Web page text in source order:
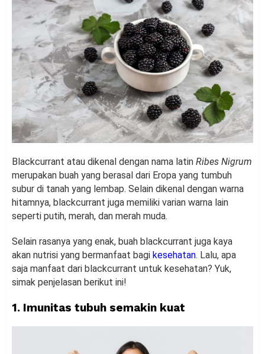
Blackcurrant atau dikenal dengan nama latin Ribes Nigrum
merupakan buah yang berasal dari Eropa yang tumbuh
subur di tanah yang lembap. Selain dikenal dengan warna
hitamnya, blackcurrant juga memiliki varian warna lain
seperti putih, merah, dan merah muda.
Selain rasanya yang enak, buah blackcurrant juga kaya
akan nutrisi yang bermanfaat bagi kesehatan. Lalu, apa
saja manfaat dari blackcurrant untuk kesehatan? Yuk,
simak penjelasan berikut ini!
1. Imunitas tubuh semakin kuat